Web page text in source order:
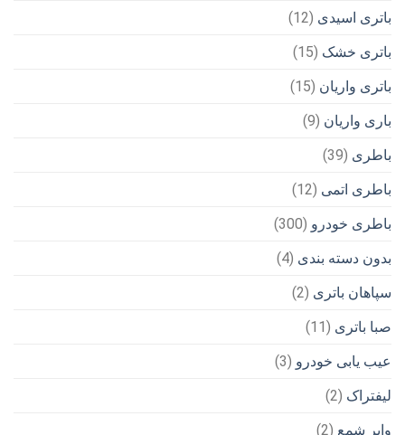
باتری اسیدی (12)
باتری خشک (15)
باتری واریان (15)
باری واریان (9)
باطری (39)
باطری اتمی (12)
باطری خودرو (300)
بدون دسته بندی (4)
سپاهان باتری (2)
صبا باتری (11)
عیب یابی خودرو (3)
لیفتراک (2)
وایر شمع (2)